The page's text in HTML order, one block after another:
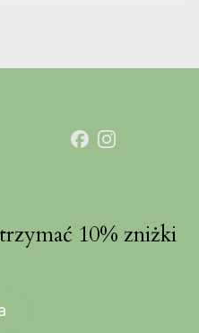
10% zniżki